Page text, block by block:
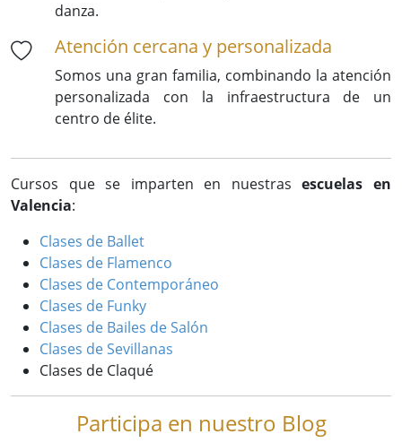
danza.
Atención cercana y personalizada
Somos una gran familia, combinando la atención
personalizada con la infraestructura de un
centro de élite.
Cursos que se imparten en nuestrasescuelas en
Valencia:
Clases de Ballet
Clases de Flamenco
Clases de Contemporáneo
Clases de Funky
Clases de Bailes de Salón
Clases de Sevillanas
Clases de Claqué
Participa en nuestro Blog